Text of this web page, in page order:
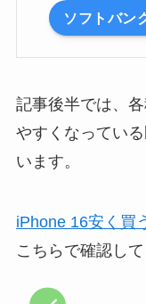
ソフトバン
記事後半では、
やすくなってい
います。
iPhone 16安く買
こちらで確認して